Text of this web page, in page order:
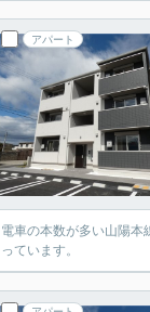
アパート
電車の本数が多い山陽本
っています。